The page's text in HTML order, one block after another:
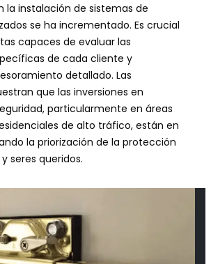
la instalación de sistemas de
se ha incrementado. Es crucial
capaces de evaluar las
de cada cliente y
detallado. Las
que las inversiones en
particularmente en áreas
de alto tráfico, están en
la priorización de la protección
seres queridos.